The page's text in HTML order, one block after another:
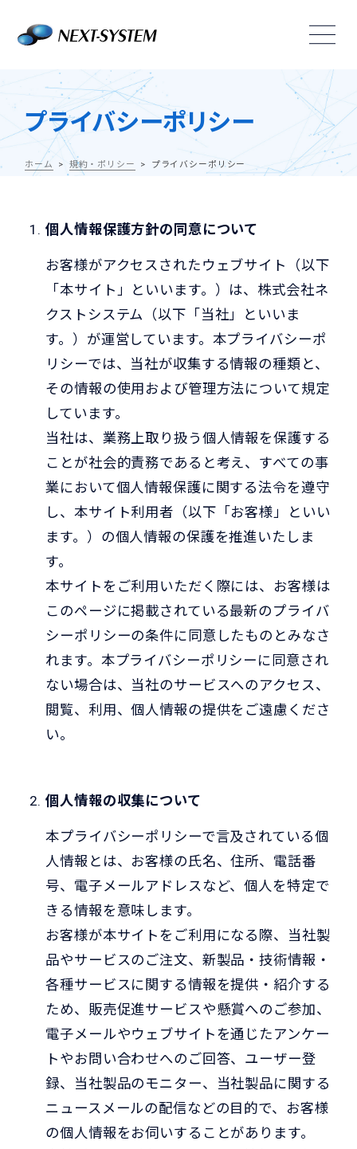
プライバシーポリシー
ホーム 規約・ポリシー プライバシーポリシー
個人情報保護方針の同意について
お客様がアクセスされたウェブサイト（以下
「本サイト」といいます。）は、株式会社ネ
クストシステム（以下「当社」といいま
す。）が運営しています。本プライバシーポ
リシーでは、当社が収集する情報の種類と、
その情報の使用および管理方法について規定
しています。
当社は、業務上取り扱う個人情報を保護する
ことが社会的責務であると考え、すべての事
業において個人情報保護に関する法令を遵守
し、本サイト利用者（以下「お客様」といい
ます。）の個人情報の保護を推進いたしま
す。
本サイトをご利用いただく際には、お客様は
このページに掲載されている最新のプライバ
シーポリシーの条件に同意したものとみなさ
れます。本プライバシーポリシーに同意され
ない場合は、当社のサービスへのアクセス、
閲覧、利用、個人情報の提供をご遠慮くださ
い。
個人情報の収集について
本プライバシーポリシーで言及されている個
人情報とは、お客様の氏名、住所、電話番
号、電子メールアドレスなど、個人を特定で
きる情報を意味します。
お客様が本サイトをご利用になる際、当社製
品やサービスのご注文、新製品・技術情報・
各種サービスに関する情報を提供・紹介する
ため、販売促進サービスや懸賞へのご参加、
電子メールやウェブサイトを通じたアンケー
トやお問い合わせへのご回答、ユーザー登
録、当社製品のモニター、当社製品に関する
ニュースメールの配信などの目的で、お客様
の個人情報をお伺いすることがあります。